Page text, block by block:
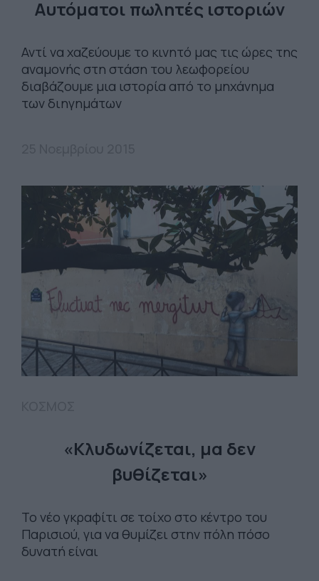
Αυτόματοι πωλητές ιστοριών
Αντί να χαζεύουμε το κινητό μας τις ώρες της
αναμονής στη στάση του λεωφορείου
διαβάζουμε μια ιστορία από το μηχάνημα
των διηγημάτων
«Κλυδωνίζεται, μα δεν
βυθίζεται»
Το νέο γκραφίτι σε τοίχο στο κέντρο του
Παρισιού, για να θυμίζει στην πόλη πόσο
δυνατή είναι